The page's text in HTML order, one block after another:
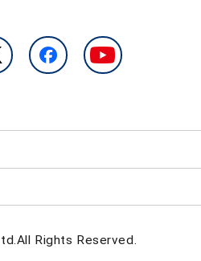
Rights Reserved.